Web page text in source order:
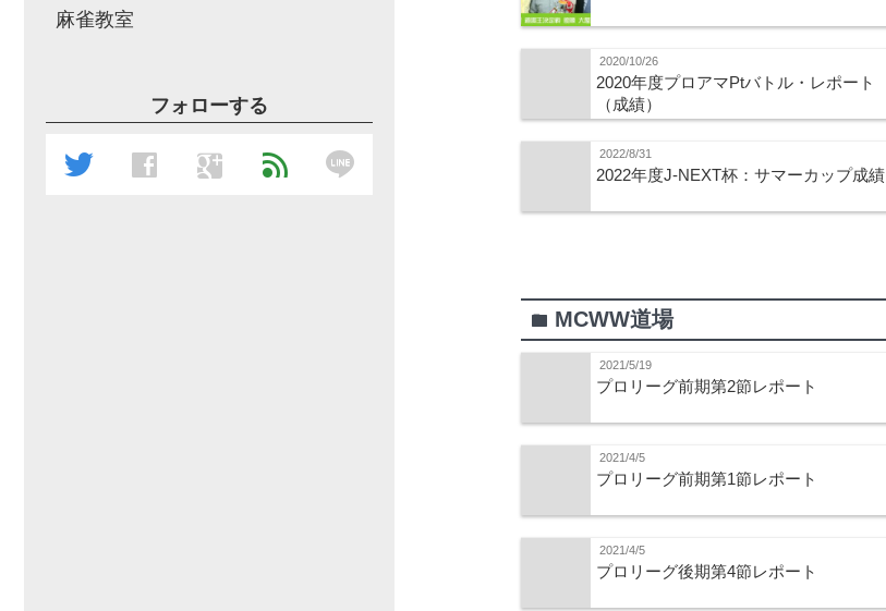
2020/10/26
2020年度プロアマPtバトル・レポート
（成績）
2022/8/31
2022年度J-NEXT杯：サマーカップ成績
folder MCWW道場
2021/5/19
プロリーグ前期第2節レポート
2021/4/5
プロリーグ前期第1節レポート
2021/4/5
プロリーグ後期第4節レポート
麻雀教室
フォローする
twitter facebook google feed line